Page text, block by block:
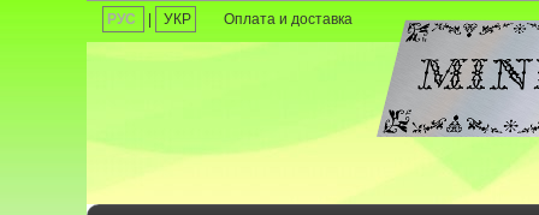
РУС УКР Оплата и доставка